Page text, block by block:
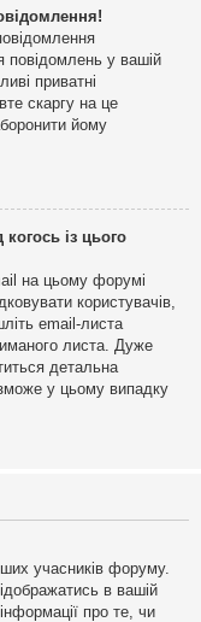
повідомлень у вашій
приватні
скаргу на це
йому
із цього
на цьому форумі
користувачів,
email-листа
листа. Дуже
детальна
у цьому випадку
учасників форуму.
в вашій
про те, чи